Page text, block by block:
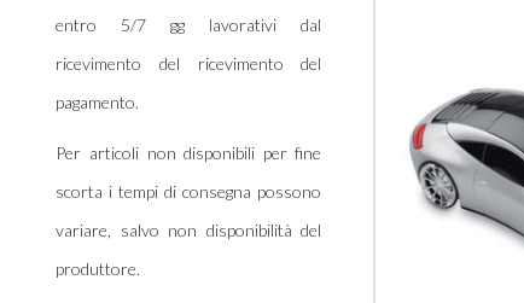
entro 5/7 gg lavorativi dal
ricevimento del ricevimento del
pagamento.
Per articoli non disponibili per fine
scorta i tempi di consegna possono
variare, salvo non disponibilità del
produttore.